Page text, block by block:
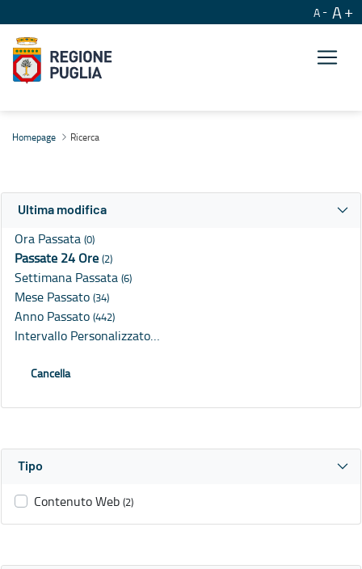
A A
Homepage Ricerca
Ultima modifica
Ora Passata (0)
Passate 24 Ore (2)
Settimana Passata (6)
Mese Passato (34)
Anno Passato (442)
Intervallo Personalizzato…
Cancella
Tipo
Contenuto Web (2)